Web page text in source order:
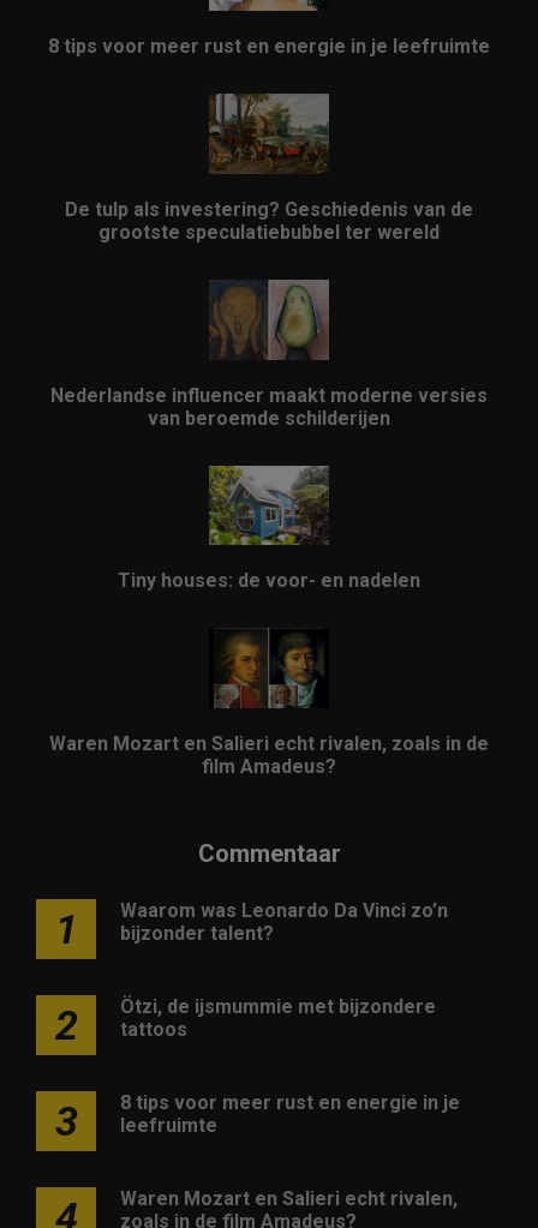
8 tips voor meer rust en energie in je leefruimte
De tulp als investering? Geschiedenis van de
grootste speculatiebubbel ter wereld
Nederlandse influencer maakt moderne versies
van beroemde schilderijen
Tiny houses: de voor- en nadelen
Waren Mozart en Salieri echt rivalen, zoals in de
film Amadeus?
Commentaar
1
Waarom was Leonardo Da Vinci zo’n
bijzonder talent?
2
Ötzi, de ijsmummie met bijzondere
tattoos
3
8 tips voor meer rust en energie in je
leefruimte
4
Waren Mozart en Salieri echt rivalen,
zoals in de film Amadeus?